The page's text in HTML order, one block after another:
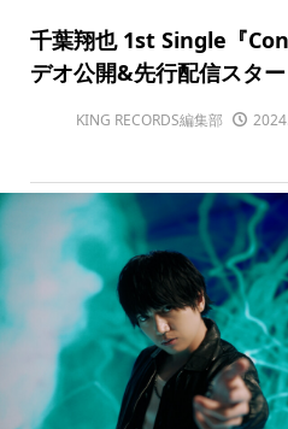
千葉翔也 1st Single『
デオ公開&先行配信スター
KING RECORDS編集部